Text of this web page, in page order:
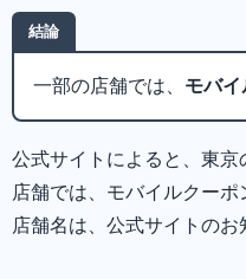
結論
一部の店舗では、 モバ
公式サイトによると、東
店舗では、モバイルクー
店舗名は、公式サイトのお